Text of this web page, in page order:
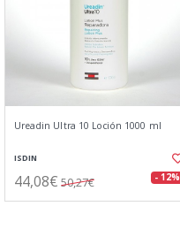
Ureadin Ultra 10 Loción 1000 ml
ISDIN
44,08€ 50,27€ - 12%